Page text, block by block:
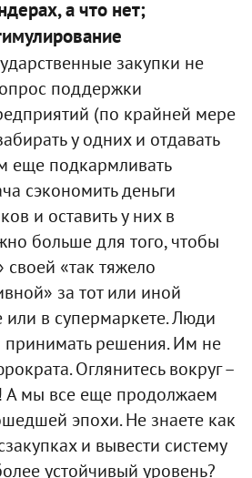
а что нет;
закупки не
поддержки
(по крайней мере
у одних и отдавать
еще подкармливать
сэкономить деньги
и оставить у них в
больше для того, чтобы
своей «так тяжело
за тот или иной
или в супермаркете. Люди
принимать решения. Им не
Оглянитесь вокруг –
А мы все еще продолжаем
эпохи. Не знаете как
и вывести систему
устойчивый уровень?